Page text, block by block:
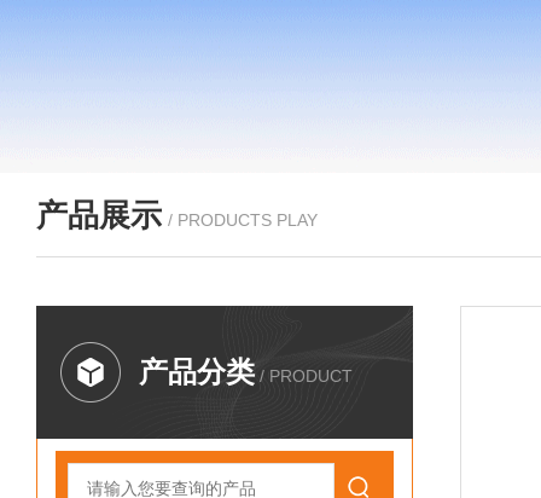
产品展示 / PRODUCTS PLAY
产品分类 / PRODUCT